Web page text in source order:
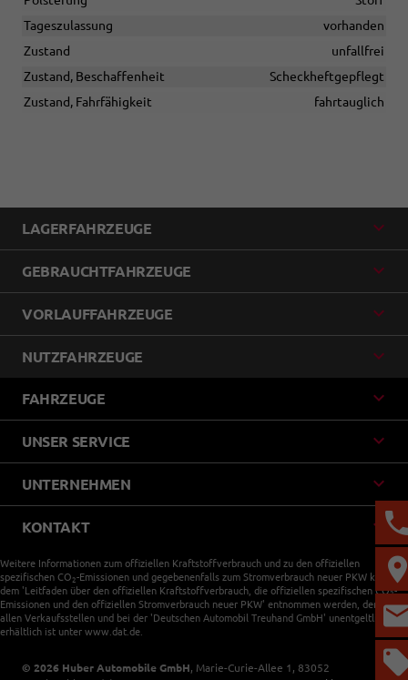
Tageszulassung
vorhanden
Zustand
unfallfrei
Zustand, Beschaffenheit
Scheckheftgepflegt
Zustand, Fahrfähigkeit
fahrtauglich
LAGERFAHRZEUGE
GEBRAUCHTFAHRZEUGE
VORLAUFFAHRZEUGE
NUTZFAHRZEUGE
FAHRZEUGE
UNSER SERVICE
UNTERNEHMEN
KONTAKT
Weitere Informationen zum offiziellen Kraftstoffverbrauch und zu den offiziellen
spezifischen CO 2-Emissionen und gegebenenfalls zum Stromverbrauch neuer PKW können
dem 'Leitfaden über den offiziellen Kraftstoffverbrauch, die offiziellen spezifischen CO2-
Emissionen und den offiziellen Stromverbrauch neuer PKW' entnommen werden, der an
allen Verkaufsstellen und bei der 'Deutschen Automobil Treuhand GmbH' unentgeltlich
erhältlich ist unter www.dat.de.
© 2026 Huber Automobile GmbH, Marie-Curie-Allee 1 , 83052